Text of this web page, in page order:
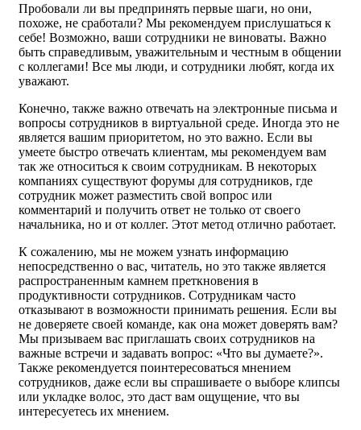
Пробовали ли вы предпринять первые шаги, но они,
похоже, не сработали? Мы рекомендуем прислушаться к
себе! Возможно, ваши сотрудники не виноваты. Важно
быть справедливым, уважительным и честным в общении
с коллегами! Все мы люди, и сотрудники любят, когда их
уважают.
Конечно, также важно отвечать на электронные письма и
вопросы сотрудников в виртуальной среде. Иногда это не
является вашим приоритетом, но это важно. Если вы
умеете быстро отвечать клиентам, мы рекомендуем вам
так же относиться к своим сотрудникам. В некоторых
компаниях существуют форумы для сотрудников, где
сотрудник может разместить свой вопрос или
комментарий и получить ответ не только от своего
начальника, но и от коллег. Этот метод отлично работает.
К сожалению, мы не можем узнать информацию
непосредственно о вас, читатель, но это также является
распространенным камнем преткновения в
продуктивности сотрудников. Сотрудникам часто
отказывают в возможности принимать решения. Если вы
не доверяете своей команде, как она может доверять вам?
Мы призываем вас приглашать своих сотрудников на
важные встречи и задавать вопрос: «Что вы думаете?».
Также рекомендуется поинтересоваться мнением
сотрудников, даже если вы спрашиваете о выборе клипсы
или укладке волос, это даст вам ощущение, что вы
интересуетесь их мнением.